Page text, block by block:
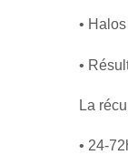
•
•
La
• 24-